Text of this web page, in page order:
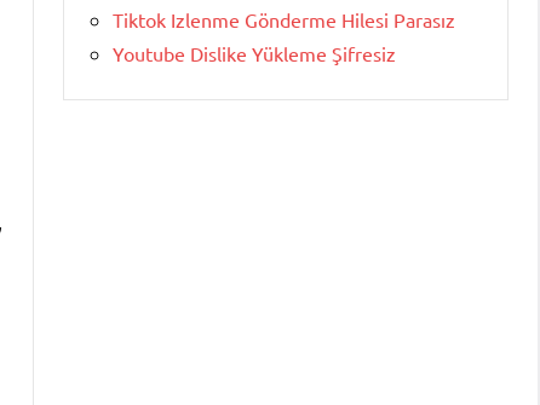
Tiktok Izlenme Gönderme Hilesi Parasız
Youtube Dislike Yükleme Şifresiz